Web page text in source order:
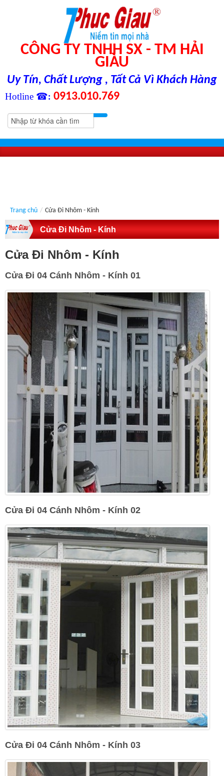
CÔNG TY TNHH SX - TM HẢI
GIÀU
Uy Tín, Chất Lượng , Tất Cả Vì Khách Hàng
Hotline ☎: 0913.010.769
Trang chủ / Cửa Đi Nhôm - Kính
Cửa Đi Nhôm - Kính
Cửa Đi Nhôm - Kính
Cửa Đi 04 Cánh Nhôm - Kính 01
Cửa Đi 04 Cánh Nhôm - Kính 02
Cửa Đi 04 Cánh Nhôm - Kính 03